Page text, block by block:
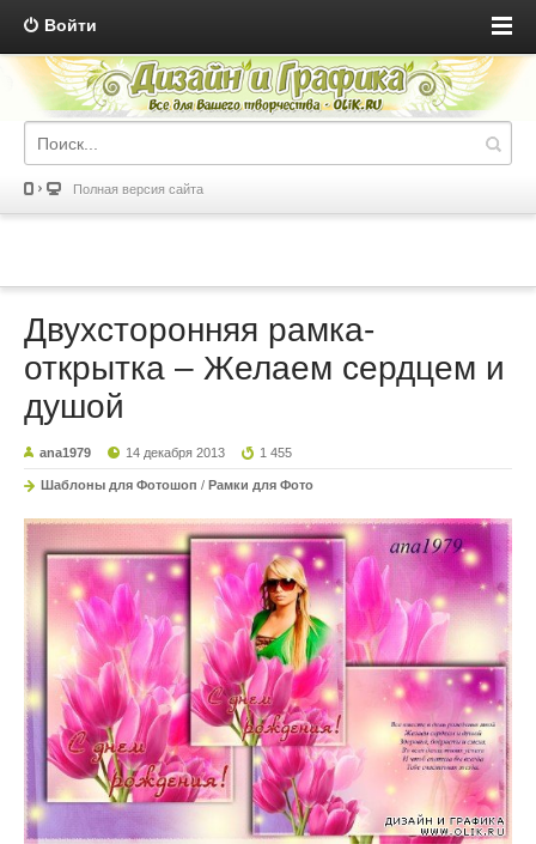
Войти
Полная версия сайта
Двухсторонняя рамка-
открытка – Желаем сердцем и
душой
ana1979 14 декабря 2013 1 455
Шаблоны для Фотошоп / Рамки для Фото